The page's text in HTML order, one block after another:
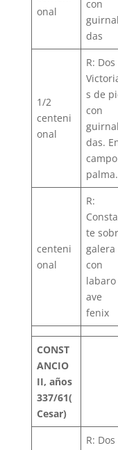
onal
con
guirnal
das
1/2
centeni
onal
R: Dos
s de
con
guirnal
das.
campo
palma.
centeni
onal
R:
te
galera
con
labaro
ave
fenix
CONST
ANCIO
II, años
337/61(
Cesar)
R: Dos